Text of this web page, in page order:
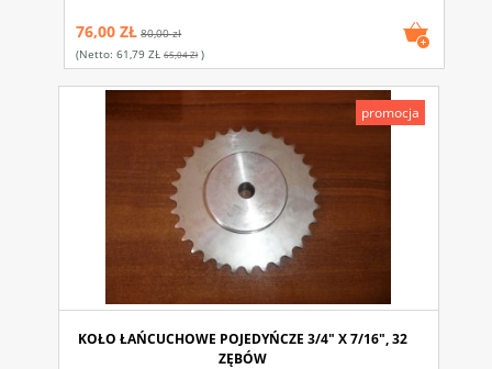
76,00 ZŁ 80,00 zł
(netto:61,79 ZŁ 65,04 Zł)
KOŁO ŁAŃCUCHOWE POJEDYŃCZE 3/4" X 7/16", 32
ZĘBÓW
promocja